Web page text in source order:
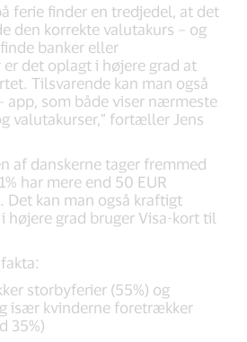
ferie finder en tredjedel, at det
den korrekte valutakurs – og
banker eller
det oplagt i højere grad at
Tilsvarende kan man også
app, som både viser nærmeste
valutakurser,” fortæller Jens
af danskerne tager fremmed
har mere end 50 EUR
Det kan man også kraftigt
højere grad bruger Visa-kort til
storbyferier (55%) og
især kvinderne foretrækker
35%)